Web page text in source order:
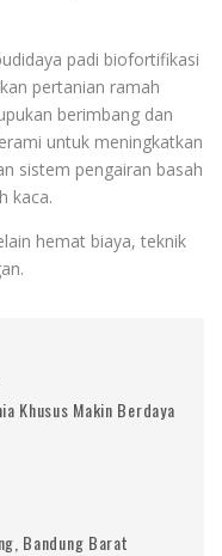
padi biofortifikasi
pertanian ramah
berimbang dan
untuk meningkatkan
sistem pengairan basah
kaca.
hemat biaya, teknik
Khusus Makin Berdaya
Bandung Barat